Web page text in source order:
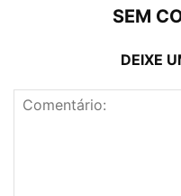
SEM
DEIXE